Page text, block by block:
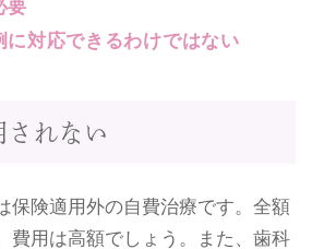
に対応できるわけではない
されない
保険適用外の自費治療です。全額
費用は高額でしょう。また、歯科